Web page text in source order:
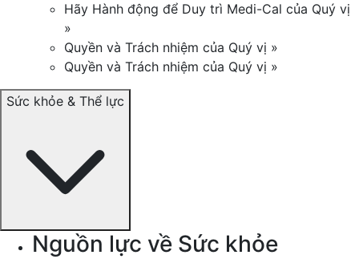
Hãy Hành động để Duy trì Medi-Cal của Quý vị
»
Quyền và Trách nhiệm của Quý vị »
Quyền và Trách nhiệm của Quý vị »
Sức khỏe & Thể lực
Nguồn lực về Sức khỏe